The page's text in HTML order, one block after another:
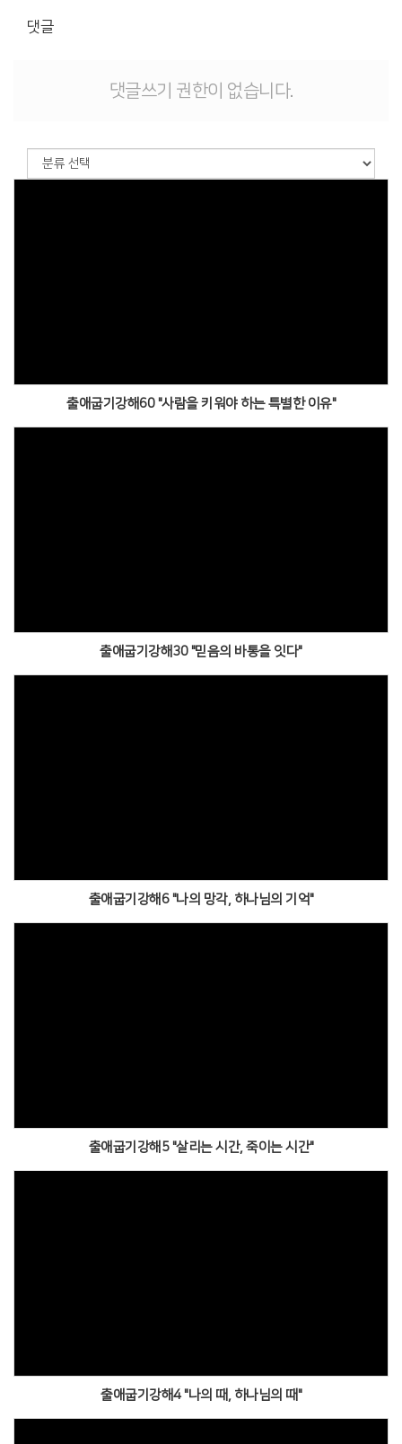
댓글
댓글쓰기 권한이 없습니다.
출애굽기강해60 "사람을 키워야 하는 특별한 이유"
출애굽기강해30 "믿음의 바통을 잇다"
출애굽기강해6 "나의 망각, 하나님의 기억"
출애굽기강해5 "살리는 시간, 죽이는 시간"
출애굽기강해4 "나의 때, 하나님의 때"